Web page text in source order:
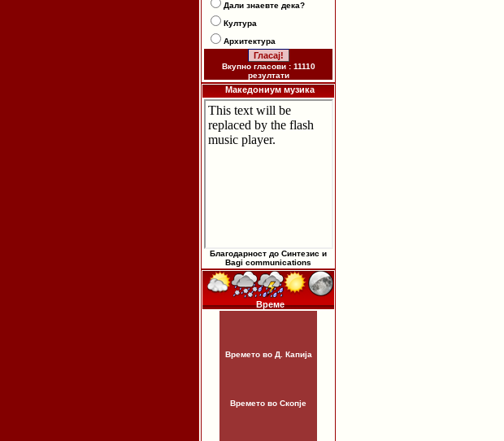
Дали знаевте дека?
Култура
Архитектура
Вкупно гласови : 11110
резултати
Македониум музика
Благодарност до Синтезис и
Bagi communications
Време
Времето во Д. Капија
Времето во Скопје